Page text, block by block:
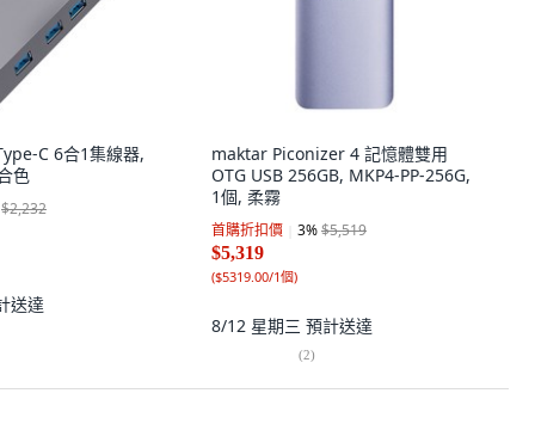
C 6合1集線器,
色
$2,232
送達
maktar Piconizer 4 記憶體雙用
OTG USB 256GB, MKP4-PP-256G,
1個, 柔霧
首購折扣價 3%$5,519
$5,319
($5319.00/1個)
8/12 星期三 預計送達
(2)